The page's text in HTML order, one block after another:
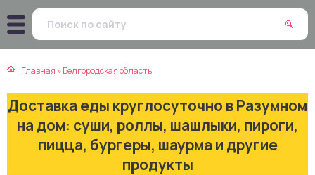
Главная »Белгородская область
Доставка еды круглосуточно в Разумном
на дом: суши, роллы, шашлыки, пироги,
пицца, бургеры, шаурма и другие
продукты
кухня
кухня
кухня